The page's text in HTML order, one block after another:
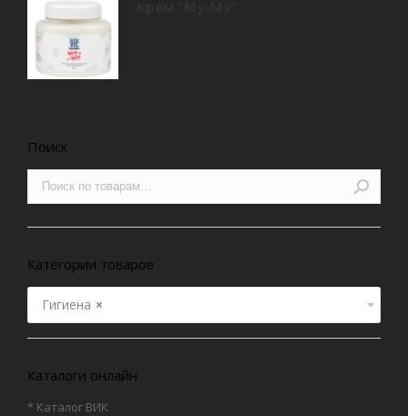
Поиск
Категории товаров
×
Гигиена
Каталоги онлайн
* Каталог ВИК